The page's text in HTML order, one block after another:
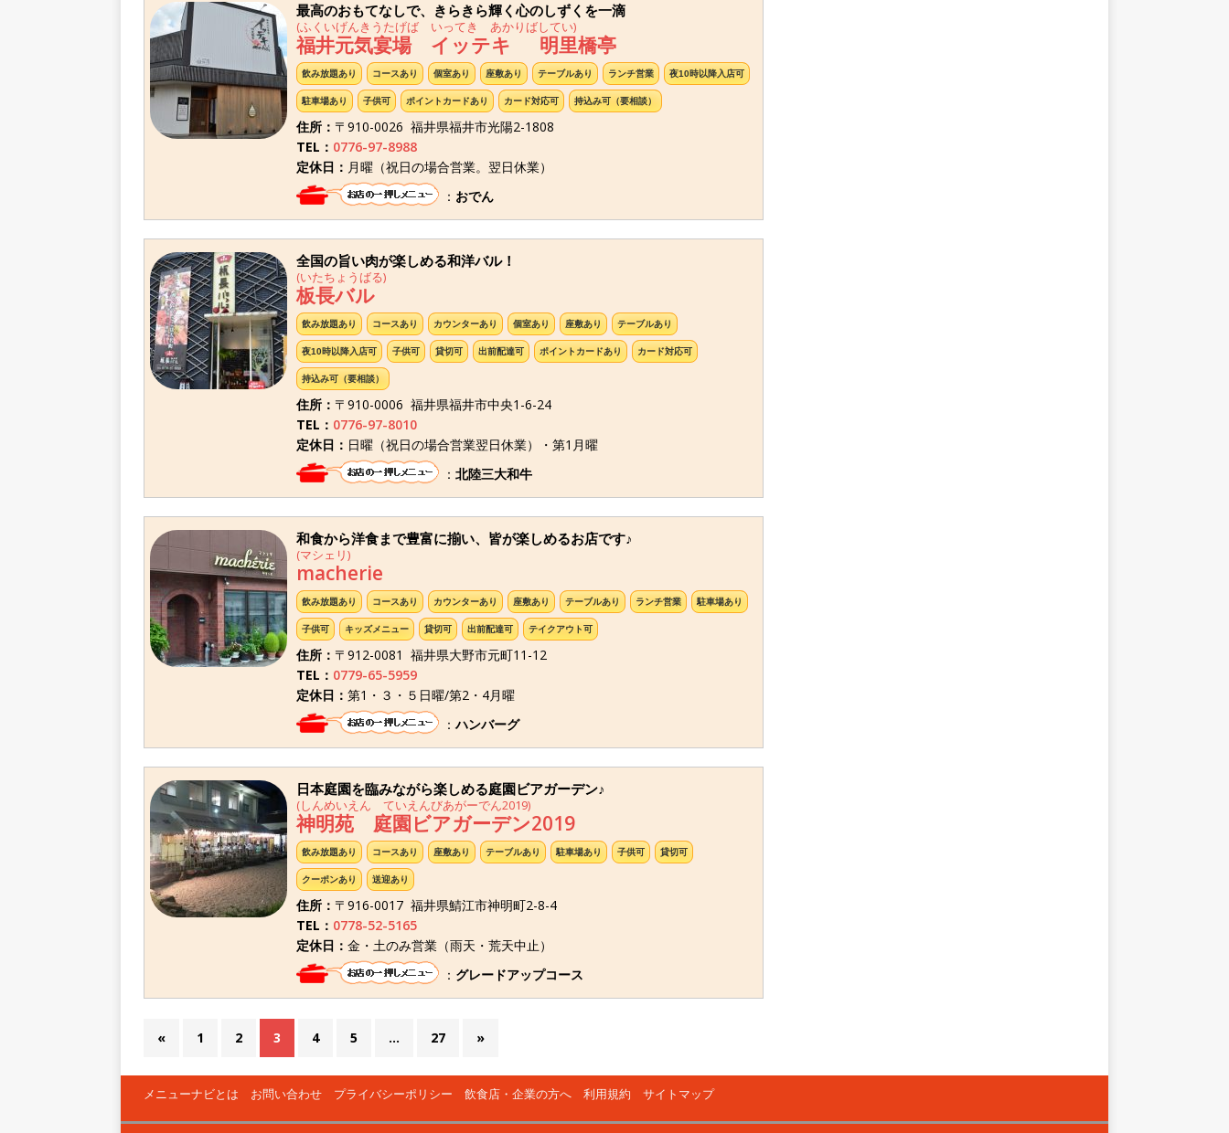
最高のおもてなしで、きらきら輝く心のしずくを一滴
(ふくいげんきうたげば いってき あかりばしてい)
福井元気宴場 イッテキ 明里橋亭
飲み放題あり コースあり 個室あり 座敷あり テーブルあり ランチ営業 夜10時以降入店可
駐車場あり 子供可 ポイントカードあり カード対応可 持込み可（要相談）
住所： 〒910-0026 福井県福井市光陽2-1808
TEL： 0776-97-8988
定休日： 月曜（祝日の場合営業。翌日休業）
： おでん
全国の旨い肉が楽しめる和洋バル！
(いたちょうばる)
板長バル
飲み放題あり コースあり カウンターあり 個室あり 座敷あり テーブルあり
夜10時以降入店可 子供可 貸切可 出前配達可 ポイントカードあり カード対応可
持込み可（要相談）
住所： 〒910-0006 福井県福井市中央1-6-24
TEL： 0776-97-8010
定休日： 日曜（祝日の場合営業翌日休業）・第1月曜
： 北陸三大和牛
和食から洋食まで豊富に揃い、皆が楽しめるお店です♪
(マシェリ)
macherie
飲み放題あり コースあり カウンターあり 座敷あり テーブルあり ランチ営業 駐車場あり
子供可 キッズメニュー 貸切可 出前配達可 テイクアウト可
住所： 〒912-0081 福井県大野市元町11-12
TEL： 0779-65-5959
定休日： 第1・３・５日曜/第2・4月曜
：ハンバーグ
日本庭園を臨みながら楽しめる庭園ビアガーデン♪
(しんめいえん ていえんびあがーでん2019)
神明苑 庭園ビアガーデン2019
飲み放題あり コースあり 座敷あり テーブルあり 駐車場あり 子供可 貸切可
クーポンあり 送迎あり
住所： 〒916-0017 福井県鯖江市神明町2-8-4
TEL： 0778-52-5165
定休日： 金・土のみ営業（雨天・荒天中止）
： グレードアップコース
« 1 2 3 4 5 … 27 »
メニューナビとは お問い合わせ プライバシーポリシー 飲食店・企業の方へ 利用規約 サイトマップ